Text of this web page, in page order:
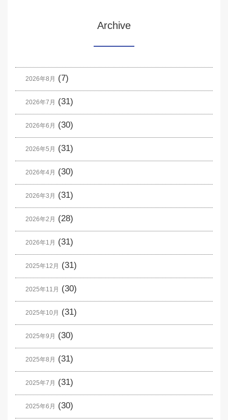
Archive
2026年8月 (7)
2026年7月 (31)
2026年6月 (30)
2026年5月 (31)
2026年4月 (30)
2026年3月 (31)
2026年2月 (28)
2026年1月 (31)
2025年12月 (31)
2025年11月 (30)
2025年10月 (31)
2025年9月 (30)
2025年8月 (31)
2025年7月 (31)
2025年6月 (30)